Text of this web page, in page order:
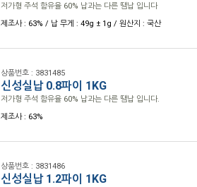
저가형 주석 함유율 60% 납과는 다른 땜납 입니다
제조사 : 63% / 납 무게 : 49g ± 1g / 원산지 : 국산
상품번호 : 3831485
신성실납 0.8파이 1KG
저가형 주석 함유율 60% 납과는 다른 땜납 입니다.
제조사 : 63%
상품번호 : 3831486
신성실납 1.2파이 1KG